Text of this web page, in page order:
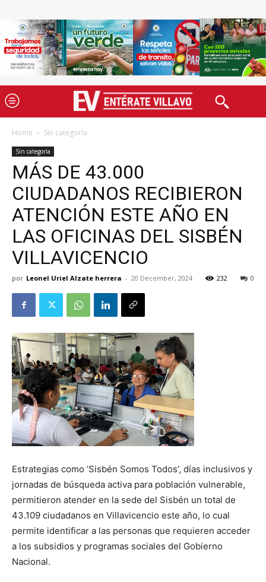
Home Sin categoría
Sin categoría
MÁS DE 43.000
CIUDADANOS RECIBIERON
ATENCIÓN ESTE AÑO EN
LAS OFICINAS DEL SISBÉN
VILLAVICENCIO
por Leonel Uriel Alzate herrera - 20 December, 2024 0
232
Estrategias como ‘Sisbén Somos Todos’, días inclusivos y
jornadas de búsqueda activa para población vulnerable,
permitieron atender en la sede del Sisbén un total de
43.109 ciudadanos en Villavicencio este año, lo cual
permite identificar a las personas que requieren acceder
a los subsidios y programas sociales del Gobierno
Nacional.